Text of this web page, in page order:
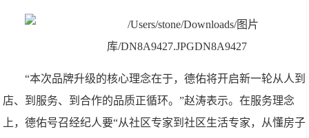
“本次品牌升级的核心理念在于，德佑将开启新一轮从人到
店、到服务、到合作的品质正循环。”赵涛表示。在服务理念
上，德佑号召经纪人要“从社区专家到社区生活专家，从懂房子